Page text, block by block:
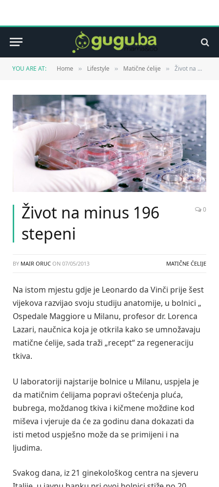
YOU ARE AT: Home » Lifestyle » Matične ćelije » Život na minus 196 stepeni
Život na minus 196
stepeni
0
BY MAIR ORUC ON 07/05/2013 MATIČNE ĆELIJE
Na istom mjestu gdje je Leonardo da Vinči prije šest
vijekova razvijao svoju studiju anatomije, u bolnici „
Ospedale Maggiore u Milanu, profesor dr. Lorenca
Lazari, naučnica koja je otkrila kako se umnožavaju
matične ćelije, sada traži „recept“ za regeneraciju
tkiva.
U laboratoriji najstarije bolnice u Milanu, uspjela je
da matičnim ćelijama popravi oštećenja pluća,
bubrega, moždanog tkiva i kičmene moždine kod
miševa i vjeruje da će za godinu dana dokazati da
isti metod uspješno može da se primijeni i na
ljudima.
Svakog dana, iz 21 ginekološkog centra na sjeveru